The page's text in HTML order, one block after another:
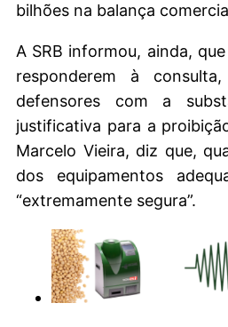
bilhões na balança
A SRB informou, ainda,
responderem à
defensores com a
justificativa para a
Marcelo Vieira, diz que,
dos equipamentos
“extremamente segura”.